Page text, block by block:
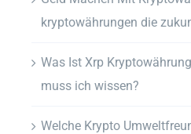
kryptowährungen die
Was Ist Xrp
muss ich wissen?
Welche Krypto